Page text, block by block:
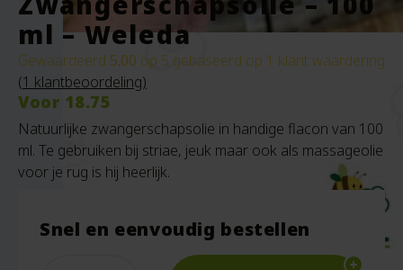
ml – Weleda
Gewaardeerd 5.00 op 5 gebaseerd op 1 klant waardering
(1 klantbeoordeling)
Voor 18.75
Natuurlijke zwangerschapsolie in handige flacon van 100
ml. Te gebruiken bij striae, jeuk maar ook als massageolie
voor je rug is hij heerlijk.
Snel en eenvoudig bestellen